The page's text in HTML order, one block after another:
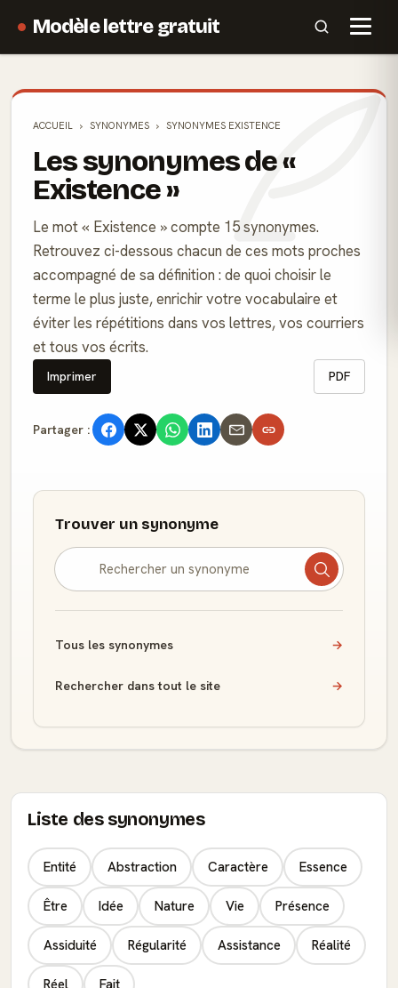
Modèle lettre gratuit
ACCUEIL SYNONYMES SYNONYMES EXISTENCE
Les synonymes de «
Existence »
Le mot « Existence » compte 15 synonymes.
Retrouvez ci-dessous chacun de ces mots proches
accompagné de sa définition : de quoi choisir le
terme le plus juste, enrichir votre vocabulaire et
éviter les répétitions dans vos lettres, vos courriers
et tous vos écrits.
Imprimer PDF
Partager :
Trouver un synonyme
Tous les synonymes →
Rechercher dans tout le site →
Liste des synonymes
Entité Abstraction Caractère Essence
Être Idée Nature Vie Présence
Assiduité Régularité Assistance Réalité
Réel Fait